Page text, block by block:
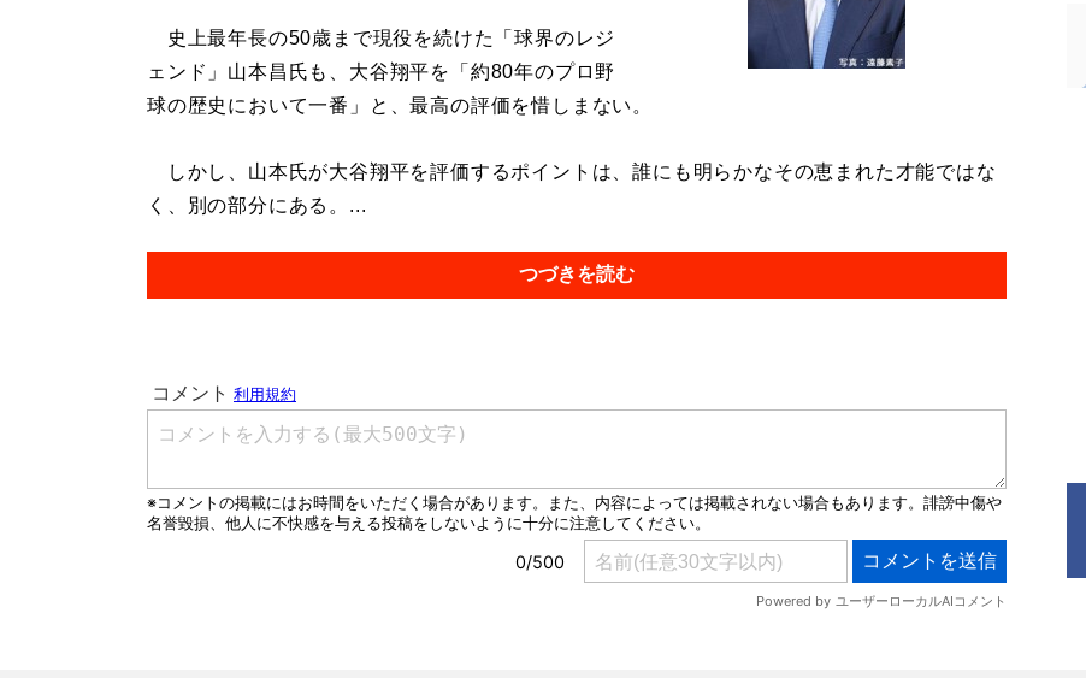
史上最年長の50歳まで現役を続けた「球界のレジ
ェンド」山本昌氏も、大谷翔平を「約80年のプロ野
球の歴史において一番」と、最高の評価を惜しまない。
しかし、山本氏が大谷翔平を評価するポイントは、誰にも明らかなその恵まれた才能ではな
く、別の部分にある。...
つづきを読む